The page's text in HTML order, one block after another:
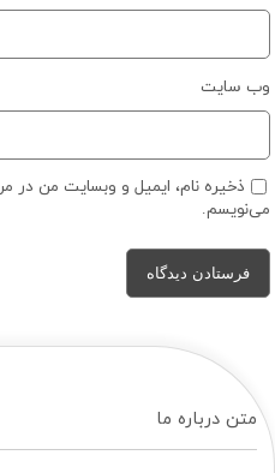
وب‌ سایت
ذخیره نام، ایمیل و وبسایت من در
می‌نویسم.
متن درباره ما